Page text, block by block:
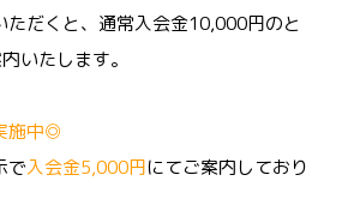
ただくと、通常入会金10,000円のと
いたします。
施中◎
で入会金5,000円にてご案内しており